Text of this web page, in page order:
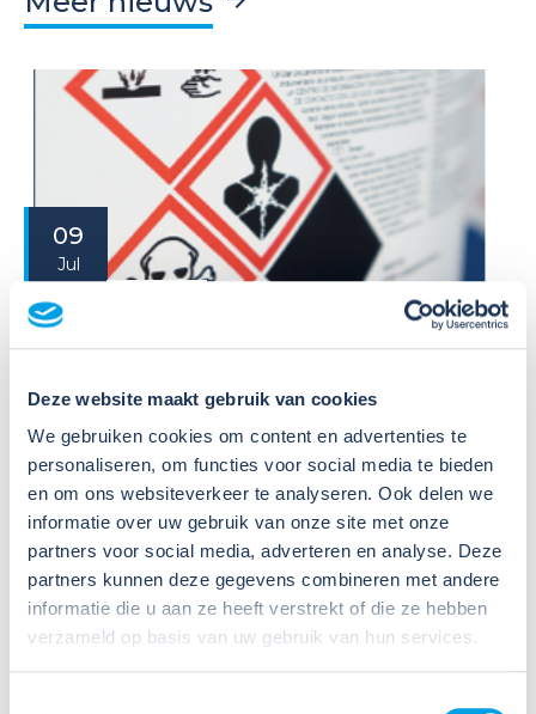
Deze website maakt gebruik van cookies
We gebruiken cookies om content en advertenties te
personaliseren, om functies voor social media te bieden
en om ons websiteverkeer te analyseren. Ook delen we
informatie over uw gebruik van onze site met onze
partners voor social media, adverteren en analyse. Deze
partners kunnen deze gegevens combineren met andere
informatie die u aan ze heeft verstrekt of die ze hebben
verzameld op basis van uw gebruik van hun services.
09
Jul
2026
VIB of WIK? Wat heb je nodig om
stoffen?
Veel organisaties hebben
Veiligheidsinformatiebladen (VIB's) of mini-VIB's
beschikbaar voor de gevaarlijke stoffen waarmee zij
werken. Dat is een belangrijke eerste stap, maar
daarmee voldoe je nog niet aan de verplichtingen
Lees verder